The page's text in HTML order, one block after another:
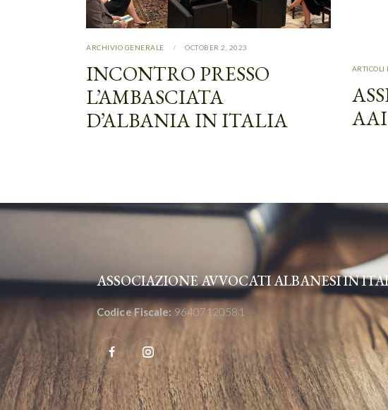
ARCHIVIO GENERALE OCTOBER 2, 2023
INCONTRO PRESSO
L’AMBASCIATA
D’ALBANIA IN ITALIA
ARTICOLI
AAI
ASSOCIAZIONE AVVOCATI ALBANESI IN
Codice Fiscale:96407120581